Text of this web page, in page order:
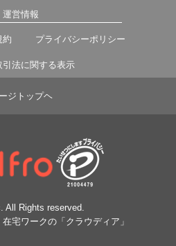
運営情報
約 プライバシーポリシー
引法に関する表示
ジトップヘ
All Rights reserved.
宅ワークの「クラウディア」